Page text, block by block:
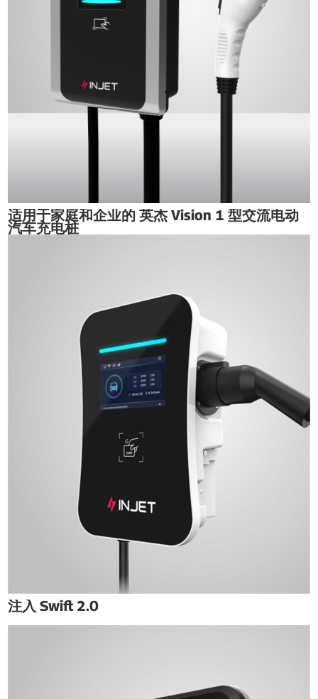
适用于家庭和企业的 英杰 Vision 1 型交流电动
汽车充电桩
注入 Swift 2.0